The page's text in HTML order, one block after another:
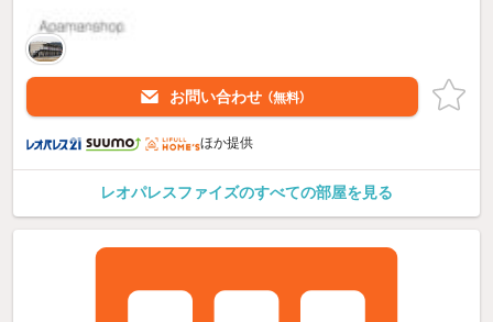
お問い合わせ （無料）
ほか提供
レオパレスファイズのすべての部屋を見る